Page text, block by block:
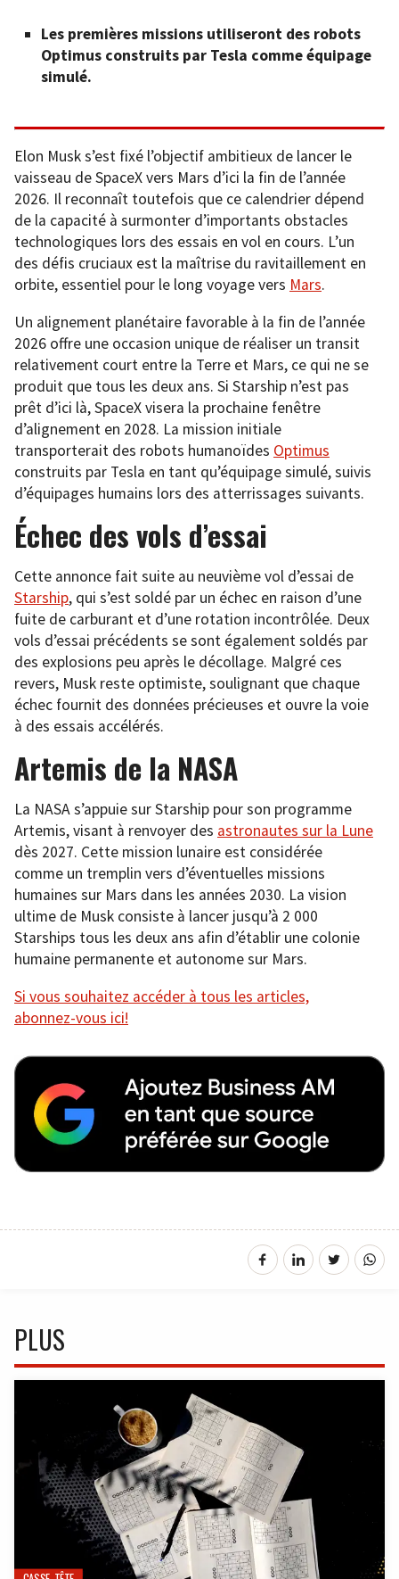
Les premières missions utiliseront des robots
Optimus construits par Tesla comme équipage
simulé.
Elon Musk s’est fixé l’objectif ambitieux de lancer le
vaisseau de SpaceX vers Mars d’ici la fin de l’année
2026. Il reconnaît toutefois que ce calendrier dépend
de la capacité à surmonter d’importants obstacles
technologiques lors des essais en vol en cours. L’un
des défis cruciaux est la maîtrise du ravitaillement en
orbite, essentiel pour le long voyage vers Mars.
Un alignement planétaire favorable à la fin de l’année
2026 offre une occasion unique de réaliser un transit
relativement court entre la Terre et Mars, ce qui ne se
produit que tous les deux ans. Si Starship n’est pas
prêt d’ici là, SpaceX visera la prochaine fenêtre
d’alignement en 2028. La mission initiale
transporterait des robots humanoïdes Optimus
construits par Tesla en tant qu’équipage simulé, suivis
d’équipages humains lors des atterrissages suivants.
Échec des vols d’essai
Cette annonce fait suite au neuvième vol d’essai de
Starship, qui s’est soldé par un échec en raison d’une
fuite de carburant et d’une rotation incontrôlée. Deux
vols d’essai précédents se sont également soldés par
des explosions peu après le décollage. Malgré ces
revers, Musk reste optimiste, soulignant que chaque
échec fournit des données précieuses et ouvre la voie
à des essais accélérés.
Artemis de la NASA
La NASA s’appuie sur Starship pour son programme
Artemis, visant à renvoyer des astronautes sur la Lune
dès 2027. Cette mission lunaire est considérée
comme un tremplin vers d’éventuelles missions
humaines sur Mars dans les années 2030. La vision
ultime de Musk consiste à lancer jusqu’à 2 000
Starships tous les deux ans afin d’établir une colonie
humaine permanente et autonome sur Mars.
Si vous souhaitez accéder à tous les articles,
abonnez-vous ici!
PLUS